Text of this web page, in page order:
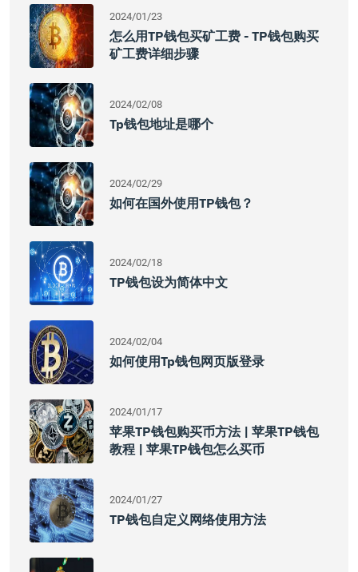
2024/01/23
怎么用TP钱包买矿工费 - TP钱包购买
矿工费详细步骤
2024/02/08
Tp钱包地址是哪个
2024/02/29
如何在国外使用TP钱包？
2024/02/18
TP钱包设为简体中文
2024/02/04
如何使用Tp钱包网页版登录
2024/01/17
苹果TP钱包购买币方法 | 苹果TP钱包
教程 | 苹果TP钱包怎么买币
2024/01/27
TP钱包自定义网络使用方法